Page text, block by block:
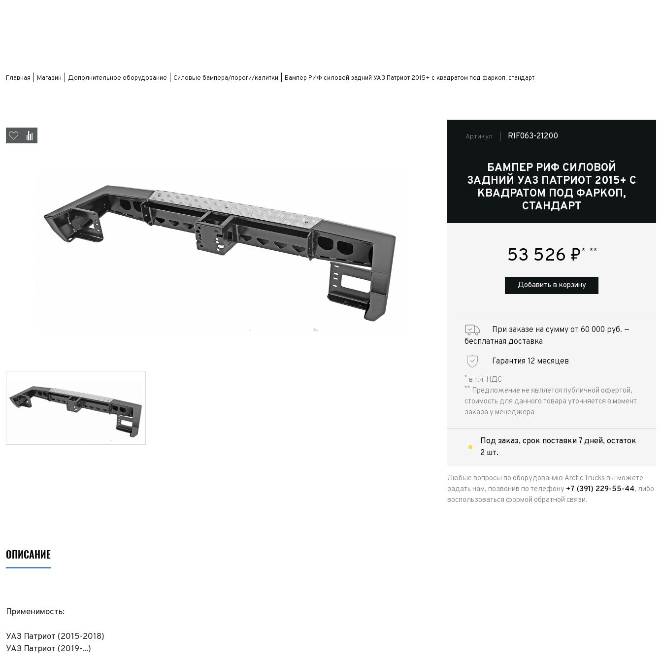
Главная Магазин Дополнительное оборудование Силовые бампера/пороги/калитки Бампер РИФ силовой задний УАЗ Патриот 2015+ с квадратом под фаркоп, стандарт
Артикул RIF063-21200
БАМПЕР РИФ СИЛОВОЙ
ЗАДНИЙ УАЗ ПАТРИОТ 2015+ С
КВАДРАТОМ ПОД ФАРКОП,
СТАНДАРТ
53 526 ₽* **
Добавить в корзину
При заказе на сумму от 60 000 руб. —
бесплатная доставка
Гарантия 12 месяцев
* в т.ч. НДС
** Предложение не является публичной офертой,
стоимость для данного товара уточняется в момент
заказа у менеджера
Под заказ, срок поставки 7 дней, остаток
2 шт.
Любые вопросы по оборудованию Arctic Trucks вы можете
задать нам, позвонив по телефону +7 (391) 229-55-44, либо
воспользоваться формой обратной связи.
ОПИСАНИЕ
Применимость:
УАЗ Патриот (2015-2018)
УАЗ Патриот (2019-...)